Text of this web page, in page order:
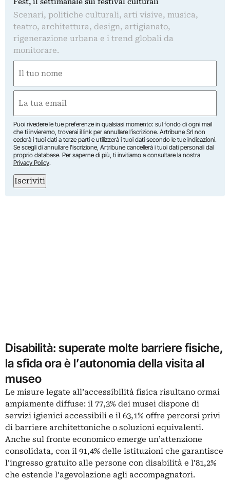
Scenari, politiche culturali, arti visive, musica,
teatro, architettura, design, artigianato,
rigenerazione urbana e i trend globali da
monitorare.
(Required)
First
(Required)
Puoi rivedere le tue preferenze in qualsiasi momento: sul fondo di ogni mail
che ti invieremo, troverai il link per annullare l’iscrizione. Artribune Srl non
cederà i tuoi dati a terze parti e utilizzerà i tuoi dati secondo le tue indicazioni.
Se scegli di annullare l’iscrizione, Artribune cancellerà i tuoi dati personali dal
proprio database. Per saperne di più, ti invitiamo a consultare la nostra
Privacy Policy.
Iscriviti
Disabilità: superate molte barriere fisiche,
la sfida ora è l’autonomia della visita al
museo
Le misure legate all’accessibilità fisica risultano ormai
ampiamente diffuse: il 77,3% dei musei dispone di
servizi igienici accessibili e il 63,1% offre percorsi privi
di barriere architettoniche o soluzioni equivalenti.
Anche sul fronte economico emerge un’attenzione
consolidata, con il 91,4% delle istituzioni che garantisce
l’ingresso gratuito alle persone con disabilità e l’81,2%
che estende l’agevolazione agli accompagnatori.